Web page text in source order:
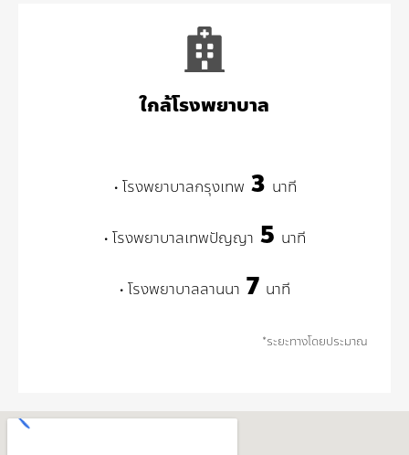
ใกล้โรงพยาบาล
• โรงพยาบาลกรุงเทพ 3 นาที
• โรงพยาบาลเทพปัญญา 5 นาที
• โรงพยาบาลลานนา 7 นาที
*ระยะทางโดยประมาณ